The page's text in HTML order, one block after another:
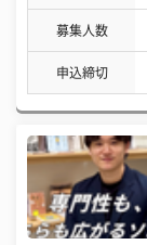
募集人数
申込締切